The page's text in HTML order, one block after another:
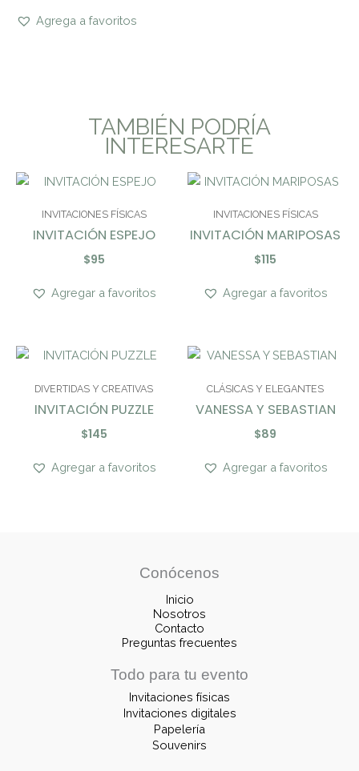
Agrega a favoritos
TAMBIÉN PODRÍA
INTERESARTE
INVITACIONES FÍSICAS
INVITACIÓN ESPEJO
$95
Agregar a favoritos
INVITACIONES FÍSICAS
INVITACIÓN MARIPOSAS
$115
Agregar a favoritos
DIVERTIDAS Y CREATIVAS
INVITACIÓN PUZZLE
$145
Agregar a favoritos
CLÁSICAS Y ELEGANTES
VANESSA Y SEBASTIAN
$89
Agregar a favoritos
Conócenos
Inicio
Nosotros
Contacto
Preguntas frecuentes
Todo para tu evento
Invitaciones físicas
Invitaciones digitales
Papelería
Souvenirs